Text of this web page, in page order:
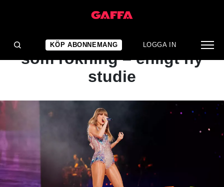
KÖP ABONNEMANG LOGGA IN
NYHET
Kändisskap lika farligt
som rökning – enligt ny
studie